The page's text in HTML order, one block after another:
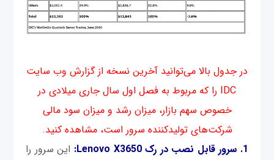
در جدول بالا می‌توانید آخرین نسخه از گزارش وب سایت
IDC را که مربوط به فصل اول سال جاری میلادی در
خصوص سهم بازار، میزان رشد و میزان سود مالی
شرکت‌های تولیدکننده سرور است، مشاهده کنید.
1. سرور قابل نصب در رک Lenovo X3650:
این سرور را